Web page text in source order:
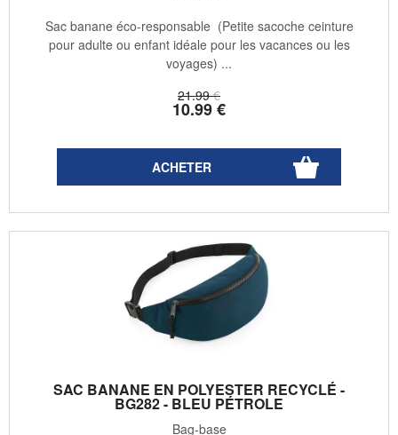
21.99 €
10.99€
Sac banane éco-responsable (Petite sacoche ceinture
pour adulte ou enfant idéale pour les vacances ou les
voyages) ...
SAC BANANE EN POLYESTER RECYCLÉ -
BG282 - BLEU PÉTROLE
Bag-base